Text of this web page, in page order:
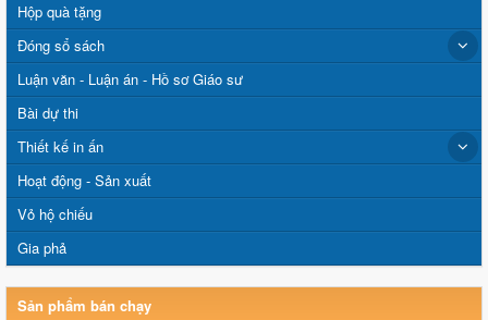
Hộp quà tặng
Đóng sổ sách
Luận văn - Luận án - Hồ sơ Giáo sư
Bài dự thi
Thiết kế in ấn
Hoạt động - Sản xuất
Vỏ hộ chiếu
Gia phả
Sản phẩm bán chạy